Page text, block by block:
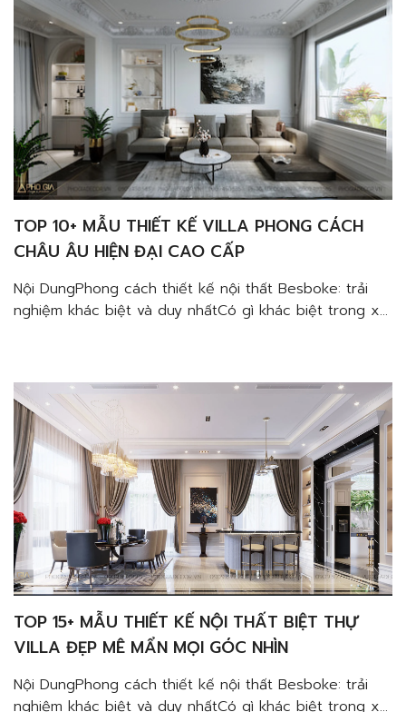
TOP 10+ MẪU THIẾT KẾ VILLA PHONG CÁCH
CHÂU ÂU HIỆN ĐẠI CAO CẤP
Nội DungPhong cách thiết kế nội thất Besboke: trải
nghiệm khác biệt và duy nhấtCó gì khác biệt trong xu
tiên công năngYếu tố nghệ thuật trong […]
TOP 15+ MẪU THIẾT KẾ NỘI THẤT BIỆT THỰ
VILLA ĐẸP MÊ MẨN MỌI GÓC NHÌN
Nội DungPhong cách thiết kế nội thất Besboke: trải
nghiệm khác biệt và duy nhấtCó gì khác biệt trong xu